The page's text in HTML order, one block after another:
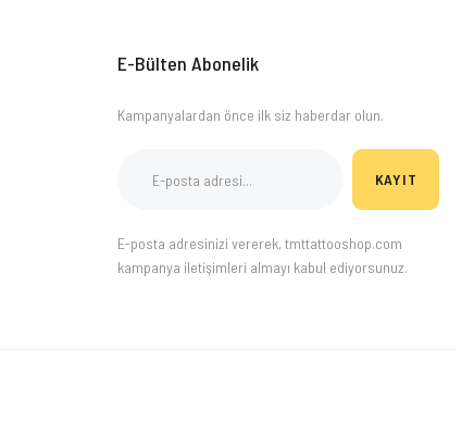
E-Bülten Abonelik
Kampanyalardan önce ilk siz haberdar olun.
KAYIT
E-posta adresinizi vererek, tmttattooshop.com
kampanya iletişimleri almayı kabul ediyorsunuz.